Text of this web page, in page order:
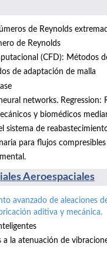
de Reynolds
de Reynolds
(CFD): Métodos
de adaptación de malla
networks.
y biomédicos
sistema de
para flujos
Aeroespaciales
avanzado de aleaciones
aditiva y mecánica.
a la atenuación de